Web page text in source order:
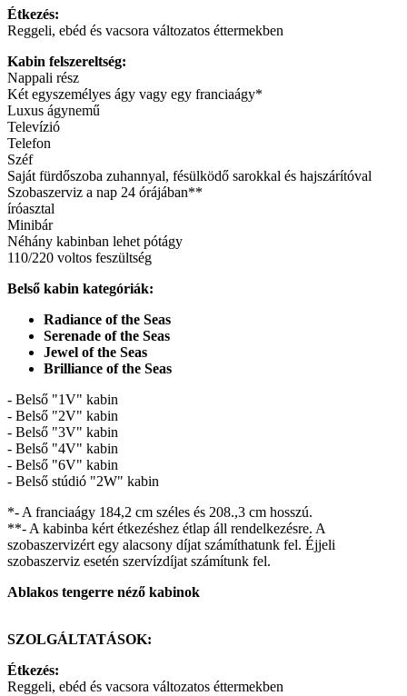
Étkezés:
Reggeli, ebéd és vacsora változatos éttermekben
Kabin felszereltség:
Nappali rész
Két egyszemélyes ágy vagy egy franciaágy*
Luxus ágynemű
Televízió
Telefon
Széf
Saját fürdőszoba zuhannyal, fésülködő sarokkal és hajszárítóval
Szobaszerviz a nap 24 órájában**
íróasztal
Minibár
Néhány kabinban lehet pótágy
110/220 voltos feszültség
Belső kabin kategóriák:
Radiance of the Seas
Serenade of the Seas
Jewel of the Seas
Brilliance of the Seas
- Belső "1V" kabin
- Belső "2V" kabin
- Belső "3V" kabin
- Belső "4V" kabin
- Belső "6V" kabin
- Belső stúdió "2W" kabin
*- A franciaágy 184,2 cm széles és 208.,3 cm hosszú.
**- A kabinba kért étkezéshez étlap áll rendelkezésre. A
szobaszervizért egy alacsony díjat számíthatunk fel. Éjjeli
szobaszerviz esetén szervízdíjat számítunk fel.
Ablakos tengerre néző kabinok
SZOLGÁLTATÁSOK:
Étkezés:
Reggeli, ebéd és vacsora változatos éttermekben